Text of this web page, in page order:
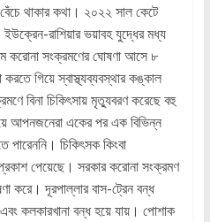
থাকার কথা। ২০২২ সাল কেটে
রাশিয়ার ভয়াবহ যুদ্ধের মধ্য
করোনা সংক্রমণের ঘোষণা আসে ৮
গিয়ে স্বাস্থ্যব্যবস্থার কঙ্কাল
বিনা চিকিৎসায় মৃত্যুবরণ করেছে বহু
আপনজনেরা একের পর এক বিভিন্ন
পারেননি। চিকিৎসক কিংবা
পেয়েছে। সরকার করোনা সংক্রমণ
করে। দূরপাল্লার বাস-ট্রেন বন্ধ
কলকারখানা বন্ধ হয়ে যায়। পোশাক